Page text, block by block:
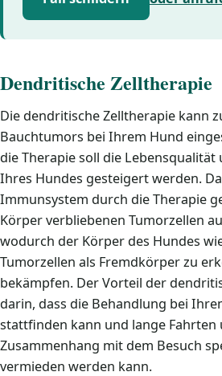
Dendritische Zelltherapie
Die dendritische Zelltherapie kann
Bauchtumors bei Ihrem Hund
die Therapie soll die
Ihres Hundes gesteigert werden.
Immunsystem durch die Therapie
Körper verbliebenen Tumorzellen
wodurch der Körper des Hundes
Tumorzellen als Fremdkörper zu
bekämpfen. Der Vorteil der
darin, dass die Behandlung bei
stattfinden kann und lange Fahrten
Zusammenhang mit dem Besuch
vermieden werden kann.